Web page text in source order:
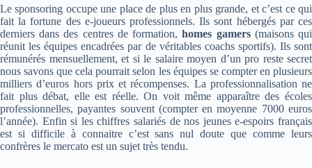
Le sponsoring occupe une place de plus en plus grande, et c’est ce qui
fait la fortune des e-joueurs professionnels. Ils sont hébergés par ces
derniers dans des centres de formation,homes gamers (maisons qui
réunit les équipes encadrées par de véritables coachs sportifs). Ils sont
rémunérés mensuellement, et si le salaire moyen d’un pro reste secret
nous savons que cela pourrait selon les équipes se compter en plusieurs
milliers d’euros hors prix et récompenses. La professionnalisation ne
fait plus débat, elle est réelle. On voit même apparaître des écoles
professionnelles, payantes souvent (compter en moyenne 7000 euros
l’année). Enfin si les chiffres salariés de nos jeunes e-espoirs français
est si difficile à connaitre c’est sans nul doute que comme leurs
confrères le mercato est un sujet très tendu.